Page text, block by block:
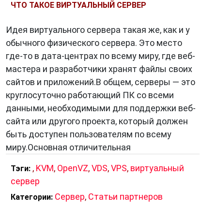
пользователей, которые нуждаются в
развивается и поддерживается сообществом
разработчиков, что обеспечивает его
актуальность и надежность в долгосрочной
перспективе.
ЧТО ТАКОЕ ВИРТУАЛЬНЫЙ СЕРВЕР
Идея виртуального сервера такая же, как и у
обычного физического сервера. Это место
где-то в дата-центрах по всему миру, где веб-
мастера и разработчики хранят файлы своих
сайтов и приложений.В общем, серверы — это
круглосуточно работающий ПК со всеми
данными, необходимыми для поддержки веб-
сайта или другого проекта, который должен
быть доступен пользователям по всему
миру.Основная отличительная
Тэги: , KVM, OpenVZ,VDS,VPS, виртуальный
сервер
Категории: Сервер, Статьи партнеров